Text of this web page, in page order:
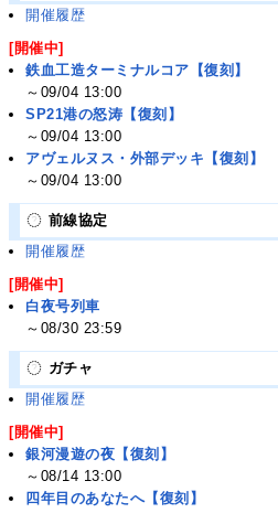
開催履歴
[開催中]
鉄血工造ターミナルコア【復刻】
～09/04 13:00
SP21港の怒涛【復刻】
～09/04 13:00
アヴェルヌス・外部デッキ【復刻】
～09/04 13:00
前線協定
開催履歴
[開催中]
白夜号列車
～08/30 23:59
ガチャ
開催履歴
[開催中]
銀河漫遊の夜【復刻】
～08/14 13:00
四年目のあなたへ【復刻】